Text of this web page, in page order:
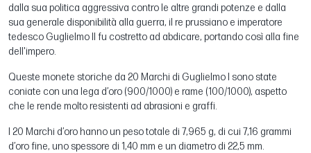
dalla sua politica aggressiva contro le altre grandi potenze e dalla
sua generale disponibilità alla guerra, il re prussiano e imperatore
tedesco Guglielmo II fu costretto ad abdicare, portando così alla fine
dell'impero.
Queste monete storiche da 20 Marchi di Guglielmo I sono state
coniate con una lega d’oro (900/1000) e rame (100/1000), aspetto
che le rende molto resistenti ad abrasioni e graffi.
I 20 Marchi d’oro hanno un peso totale di 7,965 g, di cui 7,16 grammi
d’oro fine, uno spessore di 1,40 mm e un diametro di 22,5 mm.